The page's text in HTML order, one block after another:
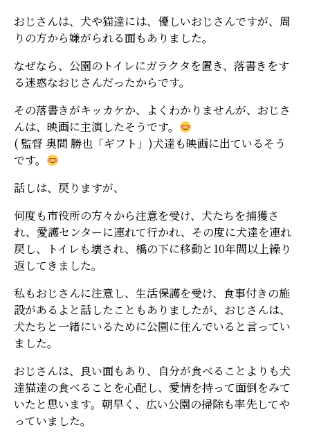
おじさんは、犬や猫達には、優しいおじさんですが、周
りの方から嫌がられる面もありました。
なぜなら、公園のトイレにガラクタを置き、落書きをす
る迷惑なおじさんだったからです。
その落書きがキッカケか、よくわかりませんが、おじさ
んは、映画に主演したそうです。
( 監督 奥間 勝也「ギフト」)犬達も映画に出ているそう
です。
話しは、戻りますが、
何度も市役所の方々から注意を受け、犬たちを捕獲さ
れ、愛護センターに連れて行かれ、その度に犬達を連れ
戻し、トイレも壊され、橋の下に移動と10年間以上繰り
返してきました。
私もおじさんに注意し、生活保護を受け、食事付きの施
設があるよと話したこともありましたが、おじさんは、
犬たちと一緒にいるために公園に住んでいると言ってい
ました。
おじさんは、良い面もあり、自分が食べることよりも犬
達猫達の食べることを心配し、愛情を持って面倒をみて
いたと思います。朝早く、広い公園の掃除も率先してや
っていました。